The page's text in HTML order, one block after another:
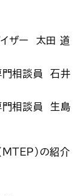
ザー　太田 道
相談員　石井
相談員　生島
MTEP）の紹介